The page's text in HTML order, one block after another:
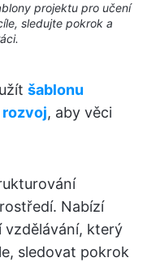
projektu pro učení
sledujte pokrok a
šablonu
rozvoj, aby věci
Nabízí
vzdělávání, který
sledovat pokrok